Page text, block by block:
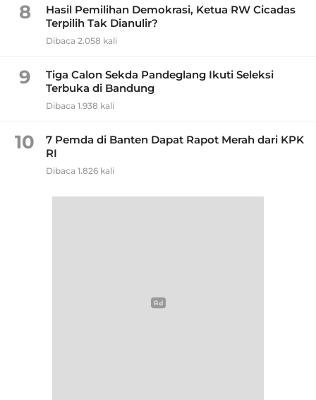
8
Hasil Pemilihan Demokrasi, Ketua RW Cicadas
Terpilih Tak Dianulir?
Dibaca 2.058 kali
9
Tiga Calon Sekda Pandeglang Ikuti Seleksi
Terbuka di Bandung
Dibaca 1.938 kali
10
7 Pemda di Banten Dapat Rapot Merah dari KPK
RI
Dibaca 1.826 kali